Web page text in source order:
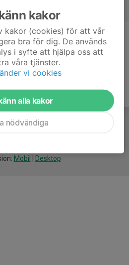
Mobil Desktop
kakor
kakor (cookies) för att vår
bra för dig. De används
i syfte att hjälpa oss att
våra tjänster.
vi cookies
alla kakor
nödvändiga